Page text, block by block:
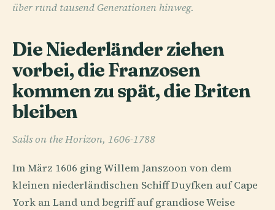
über rund tausend Generationen hinweg.
Die Niederländer ziehen
vorbei, die Franzosen
kommen zu spät, die Briten
bleiben
Sails on the Horizon, 1606-1788
Im März 1606 ging Willem Janszoon von dem
kleinen niederländischen Schiff Duyfken auf Cape
York an Land und begriff auf grandiose Weise